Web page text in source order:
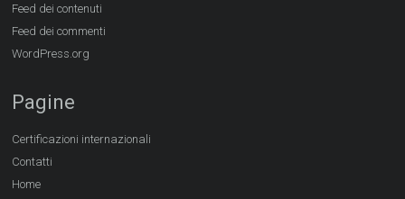
Feed dei contenuti
Feed dei commenti
WordPress.org
Pagine
Certificazioni internazionali
Contatti
Home